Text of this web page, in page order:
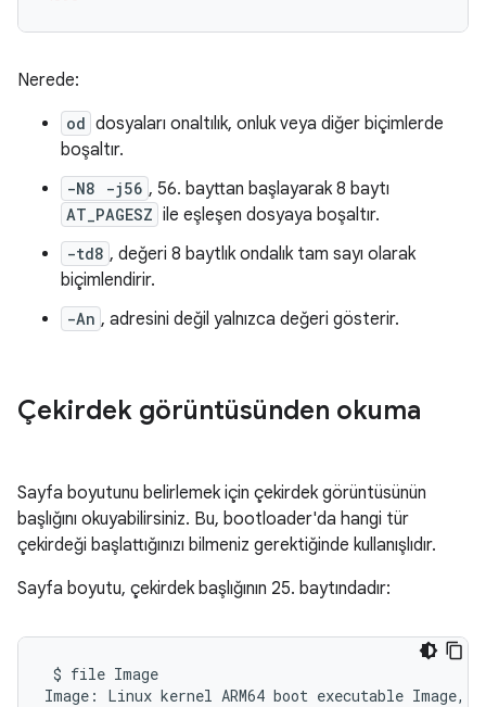
Nerede:
od dosyaları onaltılık, onluk veya diğer biçimlerde
boşaltır.
-N8 -j56 , 56. bayttan başlayarak 8 baytı
AT_PAGESZ ile eşleşen dosyaya boşaltır.
-td8 , değeri 8 baytlık ondalık tam sayı olarak
biçimlendirir.
-An , adresini değil yalnızca değeri gösterir.
Çekirdek görüntüsünden okuma
Sayfa boyutunu belirlemek için çekirdek görüntüsünün
başlığını okuyabilirsiniz. Bu, bootloader'da hangi tür
çekirdeği başlattığınızı bilmeniz gerektiğinde kullanışlıdır.
Sayfa boyutu, çekirdek başlığının 25. baytındadır:
$ file Image
Image:
Linux kernel ARM64 boot executable Image,